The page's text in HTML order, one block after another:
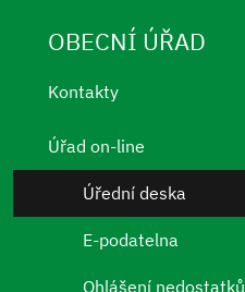
OBECNÍ ÚŘAD
Kontakty
Úřad on-line
Úřední deska
E-podatelna
Ohlášení nedostatků